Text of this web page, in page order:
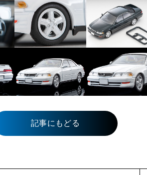
記事にもどる